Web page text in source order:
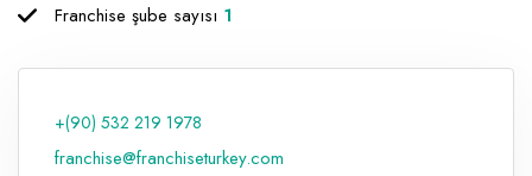
Franchise şube sayısı 1
+(90) 532 219 1978
franchise@franchiseturkey.com